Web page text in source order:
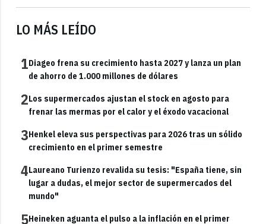
LO MÁS LEÍDO
1Diageo frena su crecimiento hasta 2027 y lanza un plan
de ahorro de 1.000 millones de dólares
2Los supermercados ajustan el stock en agosto para
frenar las mermas por el calor y el éxodo vacacional
3Henkel eleva sus perspectivas para 2026 tras un sólido
crecimiento en el primer semestre
4Laureano Turienzo revalida su tesis: "España tiene, sin
lugar a dudas, el mejor sector de supermercados del
mundo"
5Heineken aguanta el pulso a la inflación en el primer